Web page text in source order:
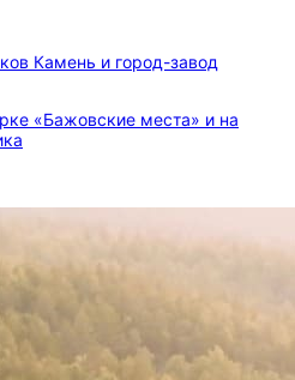
Камень и город-завод
«Бажовские места» и на